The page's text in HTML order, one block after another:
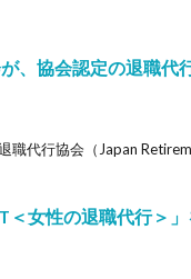
、協会認定の退職代
職代行協会（Japan
女性の退職代行＞